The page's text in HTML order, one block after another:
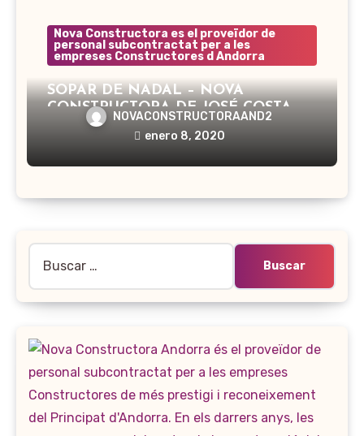
Nova Constructora es el proveïdor de
personal subcontractat per a les
empreses Constructores d Andorra
SOPAR DE NADAL – NOVA
CONSTRUCTORA DE JOSÉ COSTA
NOVACONSTRUCTORAAND2
enero 8, 2020